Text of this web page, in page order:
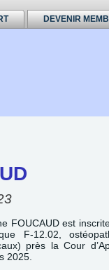
DEVENIR
FOUCAUD est
F-12.02,
près la Cour
2025.